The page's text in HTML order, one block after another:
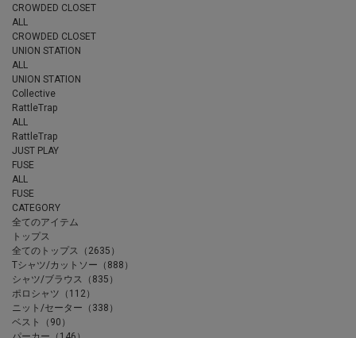
CROWDED CLOSET
ALL
CROWDED CLOSET
UNION STATION
ALL
UNION STATION
Collective
RattleTrap
ALL
RattleTrap
JUST PLAY
FUSE
ALL
FUSE
CATEGORY
全てのアイテム
トップス
全てのトップス（2635）
Tシャツ/カットソー（888）
シャツ/ブラウス（835）
ポロシャツ（112）
ニット/セーター（338）
ベスト（90）